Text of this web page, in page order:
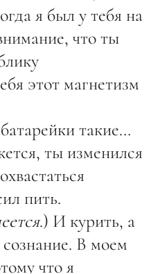
я был у тебя на
что ты
этот магнетизм
такие…
ты изменился
пить.
.) И курить, а
сознание. В моем
что я